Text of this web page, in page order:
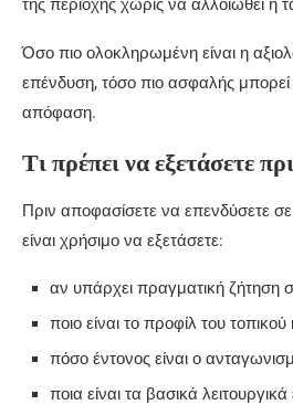
Όσο πιο ολοκληρωμένη είναι η
επένδυση, τόσο πιο ασφαλής μπορεί
απόφαση.
Τι πρέπει να εξετάσετε
Πριν αποφασίσετε να επενδύσετε
είναι χρήσιμο να εξετάσετε:
αν υπάρχει πραγματική ζήτηση
ποιο είναι το προφίλ του τοπικού
πόσο έντονος είναι ο
ποια είναι τα βασικά